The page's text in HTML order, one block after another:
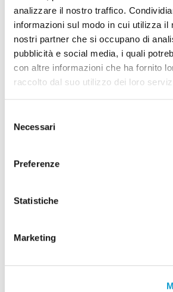
analizzare il nostro traffico.
informazioni sul modo in cui utilizza il
nostri partner che si occupano di
pubblicità e social media, i quali
con altre informazioni che ha fornito
raccolto dal suo utilizzo dei loro
delNecessari
Preferenze
Statistiche
Marketing